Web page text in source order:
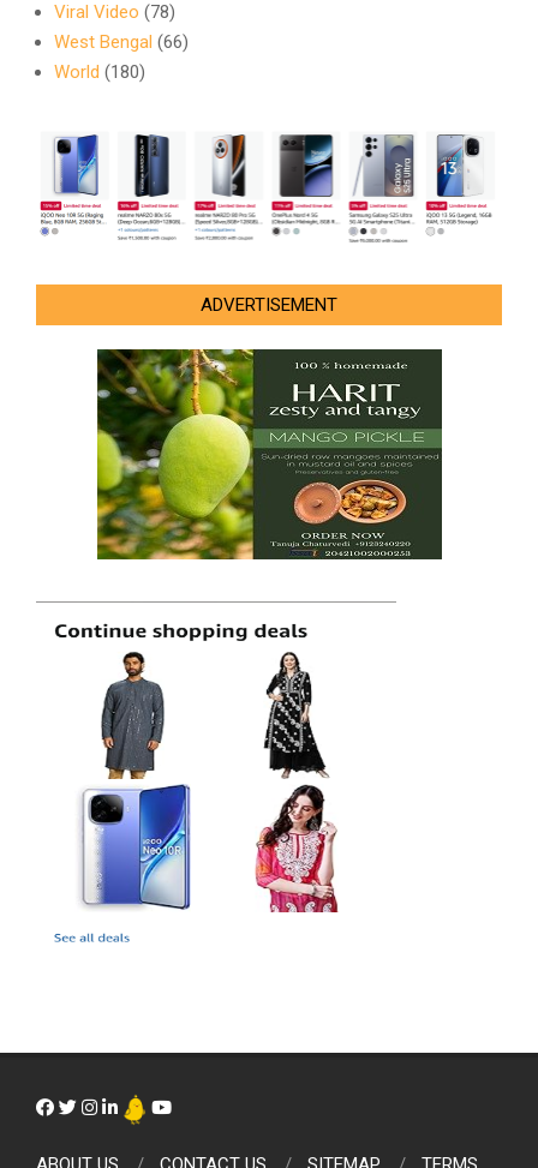
Viral Video (78)
West Bengal (66)
World (180)
ADVERTISEMENT